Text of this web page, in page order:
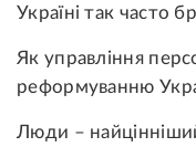
Україні так часто
Як управління
реформуванню
Люди –